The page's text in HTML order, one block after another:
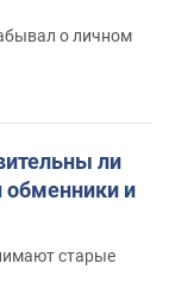
о личном
ли
обменники и
старые